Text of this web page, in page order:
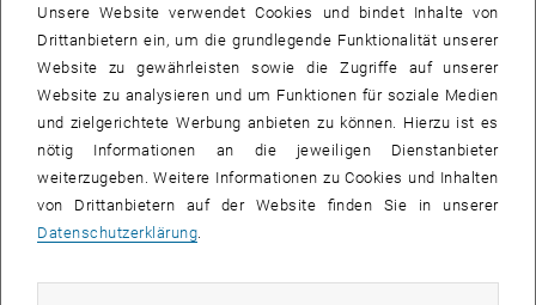
Gestu
Gehörlos oder schwerhörig studieren an der TU Wien? Hier
bekommen Sie Unterstützung für Ihr Studium.
Unsere Website verwendet Cookies und bindet Inhalte von
Drittanbietern ein, um die grundlegende Funktionalität unserer
Website zu gewährleisten sowie die Zugriffe auf unserer
Website zu analysieren und um Funktionen für soziale Medien
und zielgerichtete Werbung anbieten zu können. Hierzu ist es
nötig Informationen an die jeweiligen Dienstanbieter
weiterzugeben. Weitere Informationen zu Cookies und Inhalten
von Drittanbietern auf der Website finden Sie in unserer
Datenschutzerklärung.